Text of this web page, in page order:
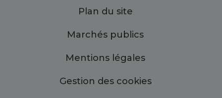
Plan du site
Marchés publics
Mentions légales
Gestion des cookies